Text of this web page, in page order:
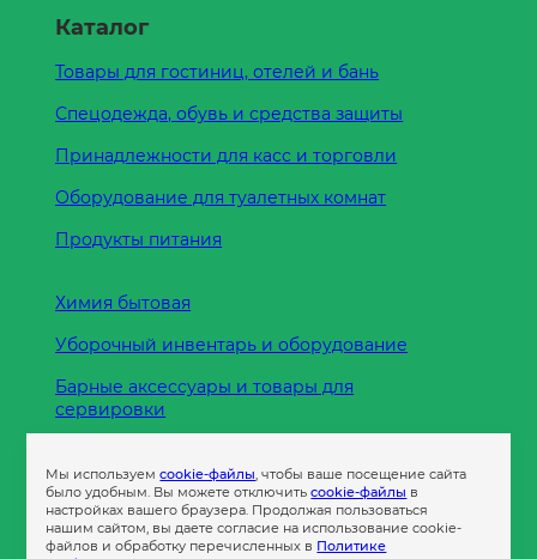
Каталог
Товары для гостиниц, отелей и бань
Спецодежда, обувь и средства защиты
Принадлежности для касс и торговли
Оборудование для туалетных комнат
Продукты питания
Химия бытовая
Уборочный инвентарь и оборудование
Барные аксессуары и товары для
сервировки
Пленка
Мы используемcookie-файлы, чтобы ваше посещение сайта
было удобным. Вы можете отключитьcookie-файлы в
настройках вашего браузера. Продолжая пользоваться
нашим сайтом, вы даете согласие на использование cookie-
файлов и обработку перечисленных в Политике